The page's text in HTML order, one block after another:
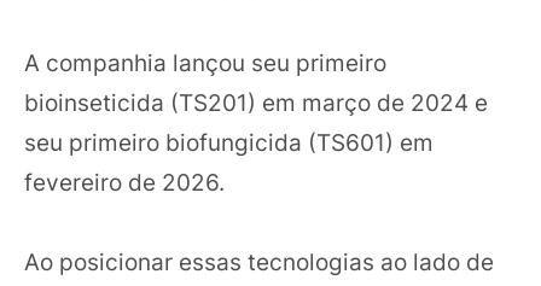
A companhia lançou seu primeiro
bioinseticida (TS201) em março de 2024 e
seu primeiro biofungicida (TS601) em
fevereiro de 2026.
Ao posicionar essas tecnologias ao lado de